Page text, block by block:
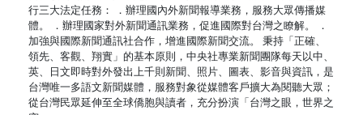
行三大法定任務： ．辦理國內外新聞報導業務，服務大眾傳播媒
體。 ．辦理國家對外新聞通訊業務，促進國際對台灣之瞭解。 ．
加強與國際新聞通訊社合作，增進國際新聞交流。 秉持「正確、
領先、客觀、翔實」的基本原則，中央社專業新聞團隊每天以中、
英、日文即時對外發出上千則新聞、照片、圖表、影音與資訊，是
台灣唯一多語文新聞媒體，服務對象從媒體客戶擴大為閱聽大眾；
從台灣民眾延伸至全球僑胞與讀者，充分扮演「台灣之眼，世界之